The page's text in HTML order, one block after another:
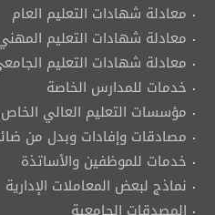
معادلة شهادات التعليم العام
معادلة شهادات التعليم المهني
معادلة شهادات التعليم الجامعي
خدمات للمدارس الخاصة
مؤسسات التعليم العالي الخاص
مصادقات وإفادات وبدل من ضائع
خدمات للموظفين والأساتذة
نماذج لبعض المعاملات الإدارية